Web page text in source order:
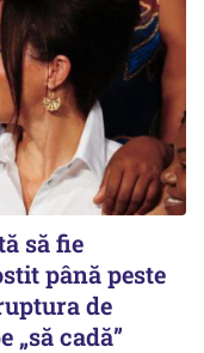
să fie
până peste
de
„să cadă”